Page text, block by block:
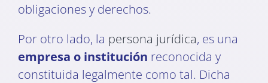
obligaciones y derechos.
Por otro lado, la persona jurídica, es una
empresa o institución reconocida y
constituida legalmente como tal. Dicha